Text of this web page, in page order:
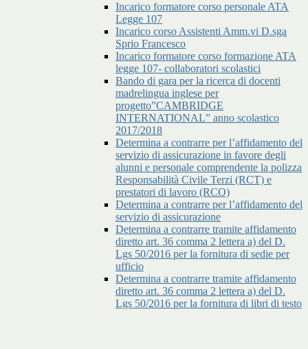
Incarico formatore corso personale ATA
Legge 107
Incarico corso Assistenti Amm.vi D.sga
Sprio Francesco
Incarico formatore corso formazione ATA
legge 107- collaboratori scolastici
Bando di gara per la ricerca di docenti
madrelingua inglese per
progetto”CAMBRIDGE
INTERNATIONAL” anno scolastico
2017/2018
Determina a contrarre per l’affidamento del
servizio di assicurazione in favore degli
alunni e personale comprendente la polizza
Responsabilità Civile Terzi (RCT) e
prestatori di lavoro (RCO)
Determina a contrarre per l’affidamento del
servizio di assicurazione
Determina a contrarre tramite affidamento
diretto art. 36 comma 2 lettera a) del D.
Lgs 50/2016 per la fornitura di sedie per
ufficio
Determina a contrarre tramite affidamento
diretto art. 36 comma 2 lettera a) del D.
Lgs 50/2016 per la fornitura di libri di testo